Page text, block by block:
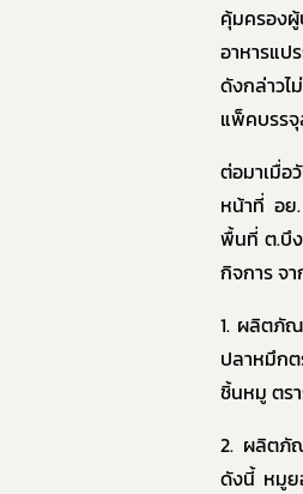
คุ้มครอง
อาหารแป
ดังกล่าวไ
แพ็คบรรจุ
ต่อมาเมื่อ
หน้าที่ อย.
พื้นที่ ต.บึ
กิจการจ
1. ผลิตภัณ
ปลาหมึก
ชิ้นหมู ตร
2. ผลิตภั
ดังนี้ หมู